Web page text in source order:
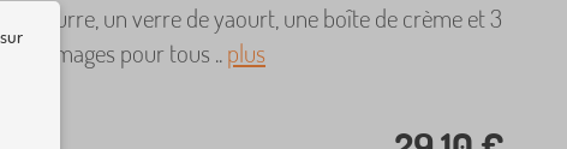
de beurre, un verre de yaourt, une boîte de crème et 3
fromages pour tous ..plus